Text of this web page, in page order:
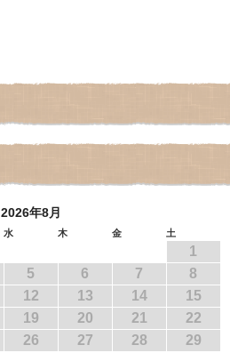
2026年8月
水 木 金 土
1
5 6 7
8
12 13 14
15
19 20 21
22
26 27 28
29